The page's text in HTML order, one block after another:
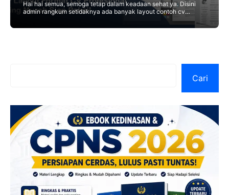
Hai hai semua, semoga tetap dalam keadaan sehat ya. Disini
admin rangkum setidaknya ada banyak layout contoh cv
menarik termurah yang harganya sangat terjangkau kalau
Cari